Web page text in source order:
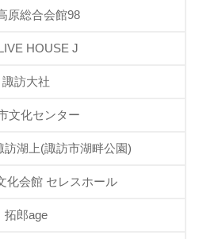
原総合会館98
HOUSE J
諏訪大社
文化センター
訪湖上(諏訪市湖畔公園)
化会館 セレスホール
拓郎age